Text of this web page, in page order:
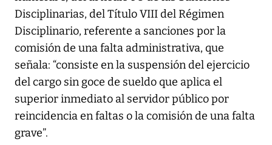
Disciplinarias, del Título VIII del Régimen
Disciplinario, referente a sanciones por la
comisión de una falta administrativa, que
señala: “consiste en la suspensión del ejercicio
del cargo sin goce de sueldo que aplica el
superior inmediato al servidor público por
reincidencia en faltas o la comisión de una falta
grave”.